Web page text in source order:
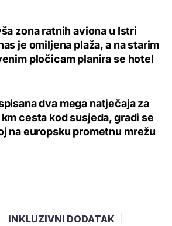
zona ratnih aviona u Istri
je omiljena plaža, a na starim
pločicam planira se hotel
dva mega natječaja za
cesta kod susjeda, gradi se
na europsku prometnu mrežu
INKLUZIVNI DODATAK